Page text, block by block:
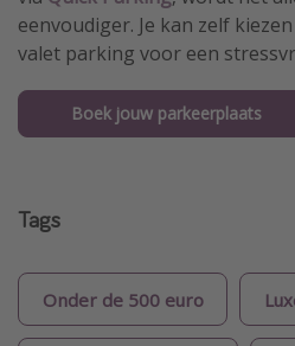
eenvoudiger. Je kan zelf
valet parking voor een
Boek jouw parkeerplaats
Tags
Onder de 500 euro